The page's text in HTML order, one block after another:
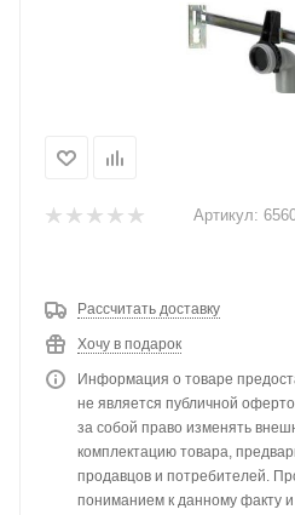
Артикул:
Рассчитать доставку
Хочу в подарок
Информация о товаре
не является публичной
за собой право изменять
комплектацию товара,
продавцов и потребителей.
пониманием к данному факту